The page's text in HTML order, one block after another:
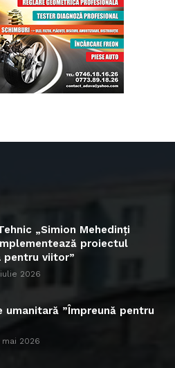
„Simion Mehedinți
proiectul
pentru viitor”
iulie 2026
umanitară ”Împreună pentru
mai 2026